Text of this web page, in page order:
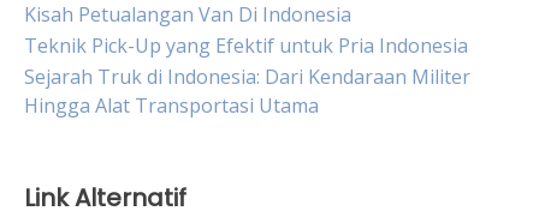
Kisah Petualangan Van Di Indonesia
Teknik Pick-Up yang Efektif untuk Pria Indonesia
Sejarah Truk di Indonesia: Dari Kendaraan Militer
Hingga Alat Transportasi Utama
Link Alternatif